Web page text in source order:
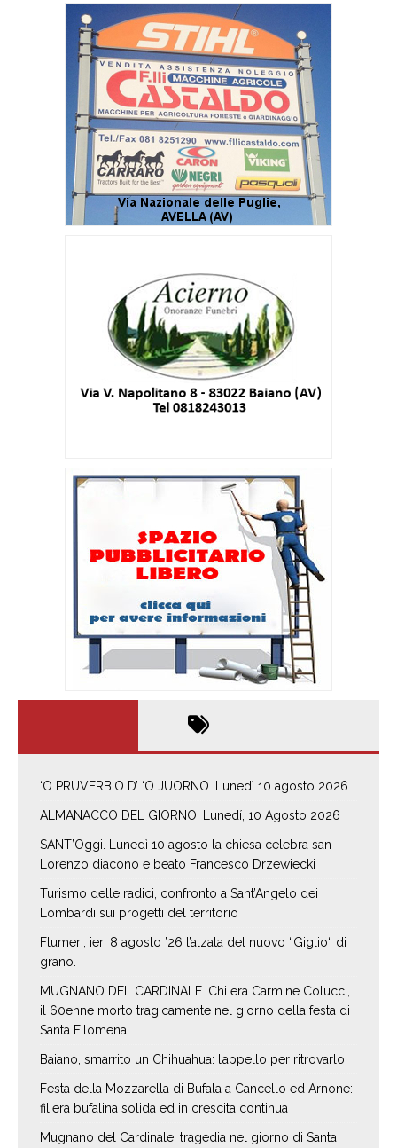
‘O PRUVERBIO D’ ‘O JUORNO. Lunedì 10 agosto 2026
ALMANACCO DEL GIORNO. Lunedí, 10 Agosto 2026
SANT’Oggi. Lunedì 10 agosto la chiesa celebra san
Lorenzo diacono e beato Francesco Drzewiecki
Turismo delle radici, confronto a Sant’Angelo dei
Lombardi sui progetti del territorio
Flumeri, ieri 8 agosto ’26 l’alzata del nuovo “Giglio“ di
grano.
MUGNANO DEL CARDINALE. Chi era Carmine Colucci,
il 60enne morto tragicamente nel giorno della festa di
Santa Filomena
Baiano, smarrito un Chihuahua: l’appello per ritrovarlo
Festa della Mozzarella di Bufala a Cancello ed Arnone:
filiera bufalina solida ed in crescita continua
Mugnano del Cardinale, tragedia nel giorno di Santa